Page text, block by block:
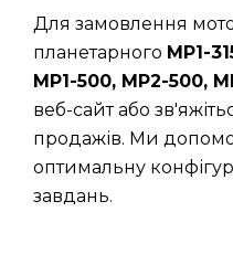
Для замовлення
планетарного МР1-
МР1-500, МР2-500,
веб-сайт або
продажів. Ми
оптимальну
завдань.